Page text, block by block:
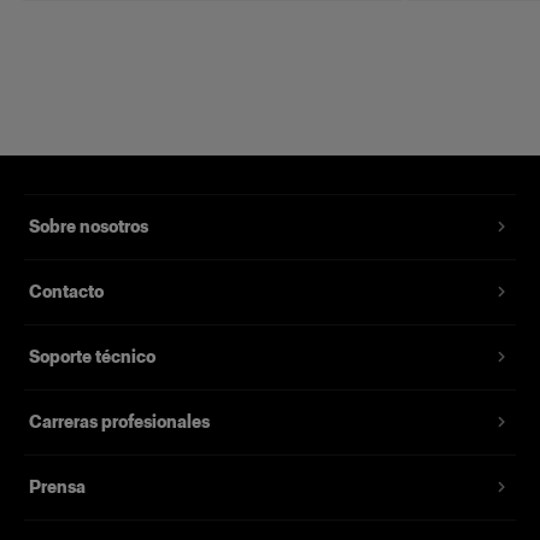
Sobre nosotros
Contacto
Soporte técnico
Carreras profesionales
Prensa